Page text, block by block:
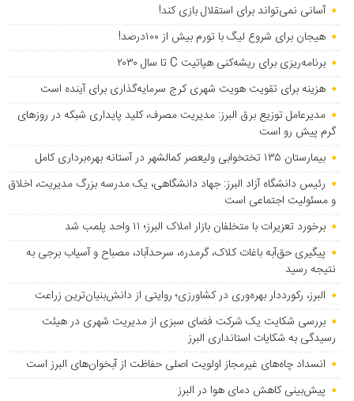
آسانی نمی‌تواند برای استقلال بازی کند!
هیجان برای شروع لیگ با تورم بیش از ۱۰۰درصد!
برنامه‌ریزی برای ریشه‌کنی هپاتیت C تا سال ۲۰۳۰
هزینه برای تقویت هویت شهری کرج سرمایه‌گذاری برای آینده است
مدیرعامل توزیع برق البرز: مدیریت مصرف، کلید پایداری شبکه در روزهای
گرم پیش رو است
بیمارستان ۱۳۵ تختخوابی ولیعصر کمالشهر در آستانه بهره‌برداری کامل
رئیس دانشگاه آزاد البرز: جهاد دانشگاهی، یک مدرسه بزرگ مدیریت، اخلاق
و مسئولیت اجتماعی است
برخورد تعزیرات با متخلفان بازار املاک البرز؛ ۱۱ واحد پلمب شد
پیگیری حق‌آبه باغات کلاک، گرمدره، سرحدآباد، مصباح و آسیاب برجی به
نتیجه رسید
البرز، رکورددار بهره‌وری در کشاورزی؛ روایتی از دانش‌بنیان‌ترین زراعت
بررسی شکایت یک شرکت فضای سبزی از مدیریت شهری در هیئت
رسیدگی به شکایات استانداری البرز
انسداد چاه‌های غیرمجاز اولویت اصلی حفاظت از آبخوان‌های البرز است
پیش‌بینی کاهش دمای هوا در البرز